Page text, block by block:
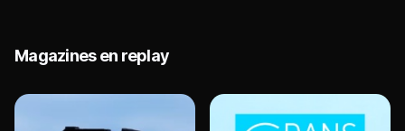
Magazines en replay